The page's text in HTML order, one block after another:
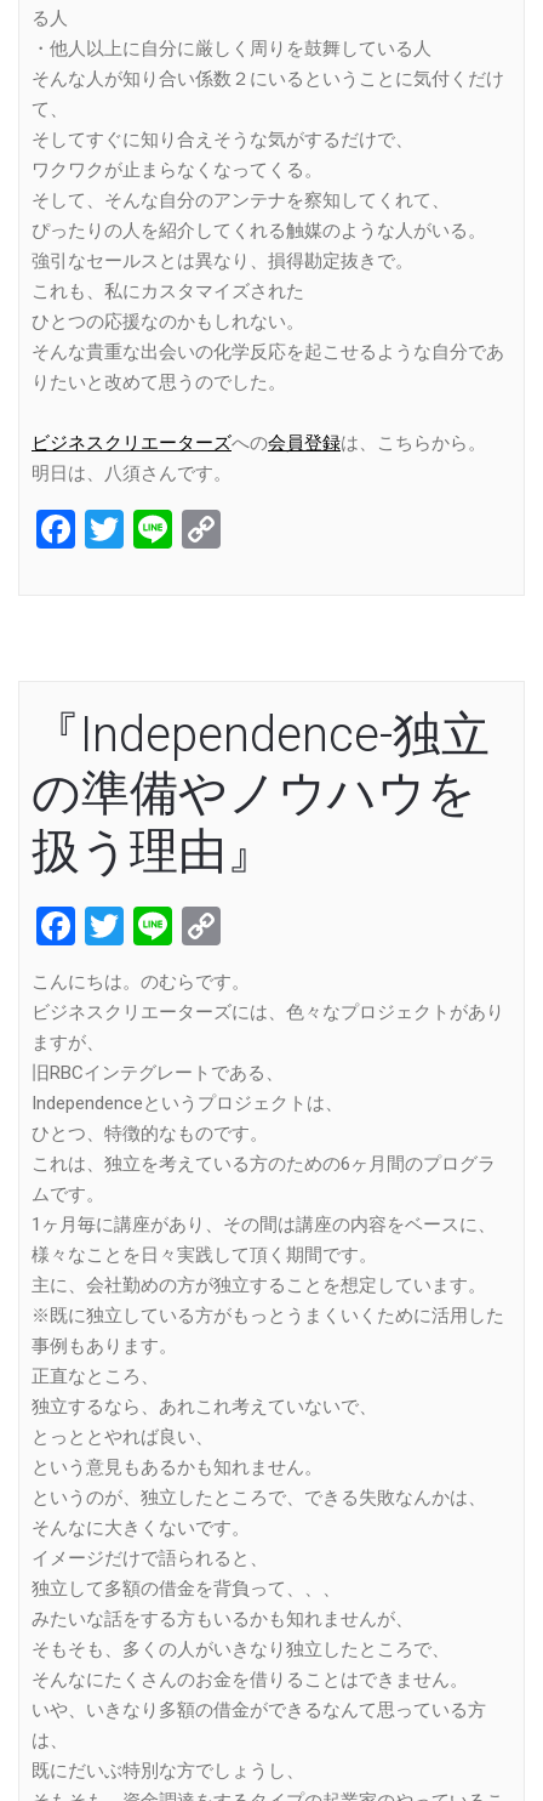
る人
・他人以上に自分に厳しく周りを鼓舞している人
そんな人が知り合い係数２にいるということに気付くだけ
て、
そしてすぐに知り合えそうな気がするだけで、
ワクワクが止まらなくなってくる。
そして、そんな自分のアンテナを察知してくれて、
ぴったりの人を紹介してくれる触媒のような人がいる。
強引なセールスとは異なり、損得勘定抜きで。
これも、私にカスタマイズされた
ひとつの応援なのかもしれない。
そんな貴重な出会いの化学反応を起こせるような自分であ
りたいと改めて思うのでした。
ビジネスクリエーターズへの会員登録は、こちらから。
明日は、八須さんです。
Facebook
Twitter
Line
『Independence-独立
の準備やノウハウを
扱う理由』
Facebook
Twitter
Line
Link
こんにちは。のむらです。
ビジネスクリエーターズには、色々なプロジェクトがあり
ますが、
旧RBCインテグレートである、
Independenceというプロジェクトは、
ひとつ、特徴的なものです。
これは、独立を考えている方のための6ヶ月間のプログラ
ムです。
1ヶ月毎に講座があり、その間は講座の内容をベースに、
様々なことを日々実践して頂く期間です。
主に、会社勤めの方が独立することを想定しています。
※既に独立している方がもっとうまくいくために活用した
事例もあります。
正直なところ、
独立するなら、あれこれ考えていないで、
とっととやれば良い、
という意見もあるかも知れません。
というのが、独立したところで、できる失敗なんかは、
そんなに大きくないです。
イメージだけで語られると、
独立して多額の借金を背負って、、、
みたいな話をする方もいるかも知れませんが、
そもそも、多くの人がいきなり独立したところで、
そんなにたくさんのお金を借りることはできません。
いや、いきなり多額の借金ができるなんて思っている方
は、
既にだいぶ特別な方でしょうし、